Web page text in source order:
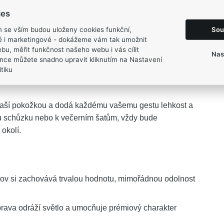
elegantní součástí vašeho každodenního
pokožkou a dodá každému vašemu gestu lehkost a
nebo k večerním šatům, vždy bude
okolí.
si zachovává trvalou hodnotu, mimořádnou odolnost
odráží světlo a umocňuje prémiový charakter
se vším budou uloženy cookies funkční,
i marketingové - dokážeme vám tak umožnit
měřit funkčnost našeho webu i vás cílit
můžete snadno upravit kliknutím na Nastavení